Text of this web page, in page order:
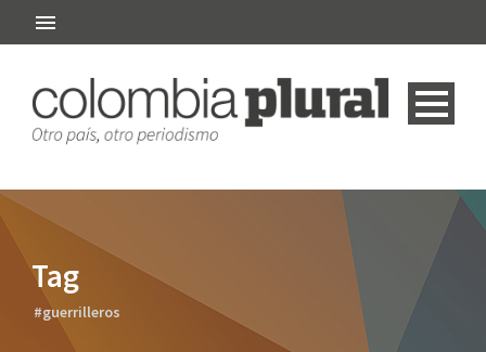
Tag
#guerrilleros